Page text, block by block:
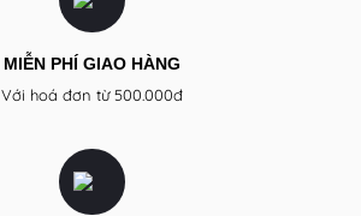
MIỄN PHÍ GIAO HÀNG
Với hoá đơn từ 500.000đ